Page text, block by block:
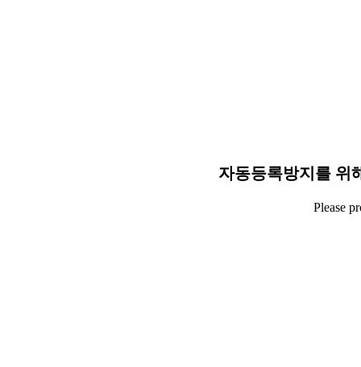
자동등록방지를 위
Please